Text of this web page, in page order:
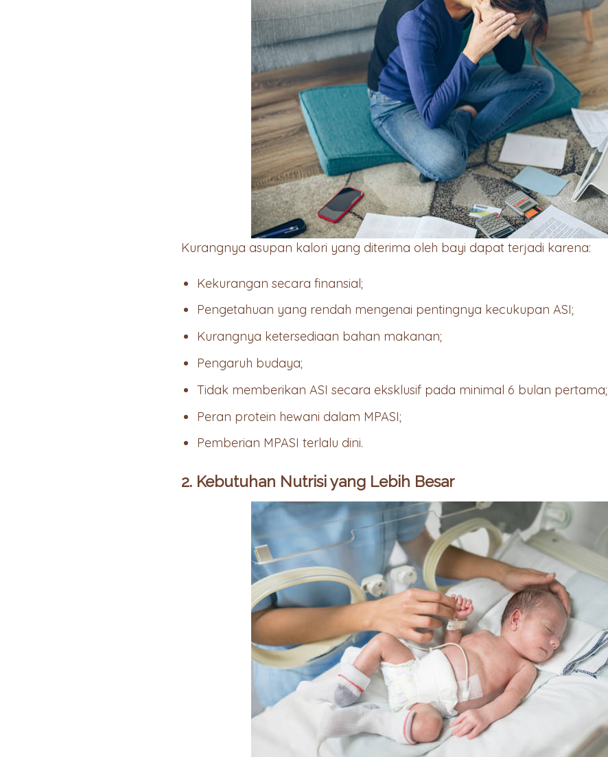
Kurangnya asupan kalori yang diterima oleh bayi dapat terjadi karena:
Kekurangan secara finansial;
Pengetahuan yang rendah mengenai pentingnya kecukupan ASI;
Kurangnya ketersediaan bahan makanan;
Pengaruh budaya;
Tidak memberikan ASI secara eksklusif pada minimal 6 bulan pertama;
Peran protein hewani dalam MPASI;
Pemberian MPASI terlalu dini.
2. Kebutuhan Nutrisi yang Lebih Besar